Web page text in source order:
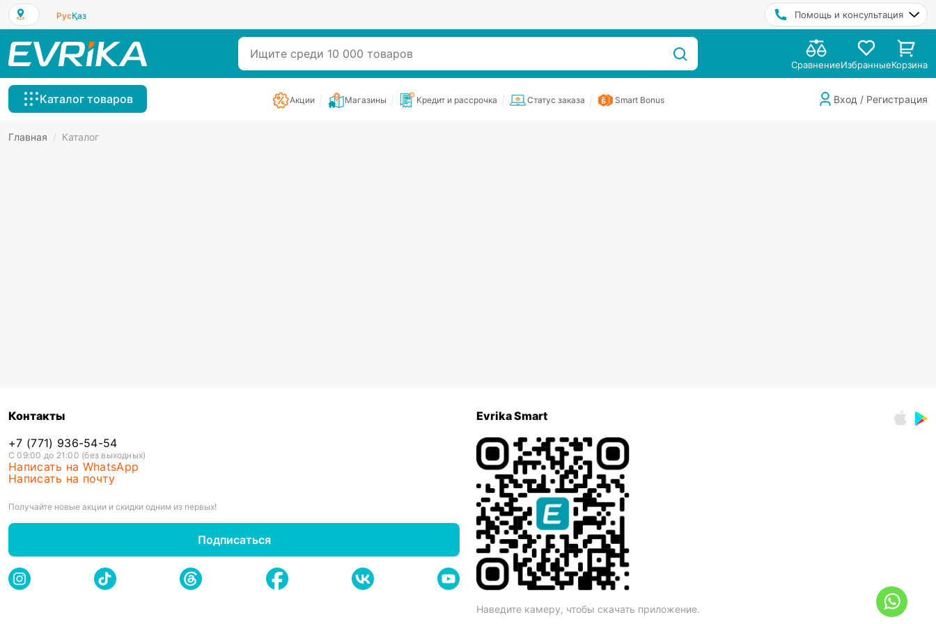
РусҚаз Помощь и консультация
СравнениеИзбранныеКорзина
Каталог товаров Акции Магазины Кредит и рассрочка Статус заказа Smart Bonus Вход / Регистрация
Главная / Каталог
Контакты
+7 (771) 936-54-54
С 09:00 до 21:00 (без выходных)
Написать на WhatsApp
Написать на почту
Получайте новые акции и скидки одним из первых!
Подписаться
Evrika Smart
Наведите камеру, чтобы скачать приложение.